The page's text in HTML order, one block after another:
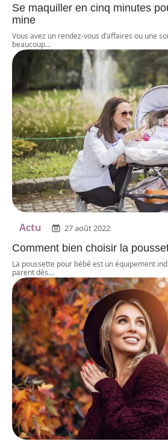
Se maquiller en cinq minutes
mine
Vous avez un rendez-vous d’affaires ou une
beaucoup…
Actu 27 août 2022
Comment bien choisir la
La poussette pour bébé est un équipement
parent dès…